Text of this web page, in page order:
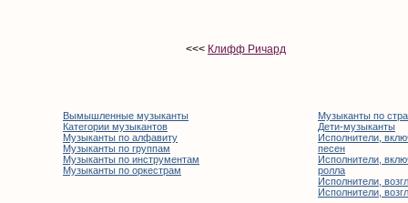
<<< Клифф Ричард
Вымышленные музыканты
Категории музыкантов
Музыканты по алфавиту
Музыканты по группам
Музыканты по инструментам
Музыканты по оркестрам
Музыканты по
Дети-музыканты
Исполнители,
песен
Исполнители,
ролла
Исполнители,
Исполнители,